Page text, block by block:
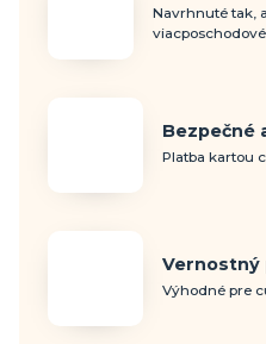
Navrhnuté tak,
Bezpečné
Platba kartou
Vernostný
Výhodné pre